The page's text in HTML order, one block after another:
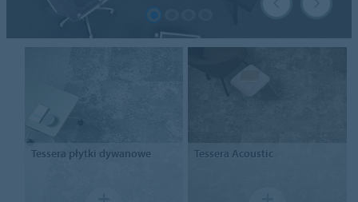
Tessera płytki dywanowe Tessera Acoustic